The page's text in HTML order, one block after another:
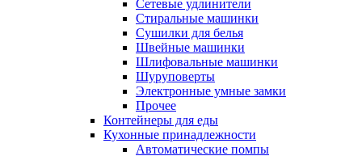
Сетевые удлинители
Стиральные машинки
Сушилки для белья
Швейные машинки
Шлифовальные машинки
Шуруповерты
Электронные умные замки
Прочее
Контейнеры для еды
Кухонные принадлежности
Автоматические помпы